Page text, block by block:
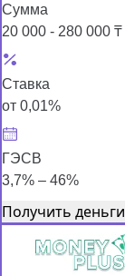
Сумма
20 000 - 280 000 ₸
Ставка
от 0,01%
ГЭСВ
3,7% – 46%
Получить деньги